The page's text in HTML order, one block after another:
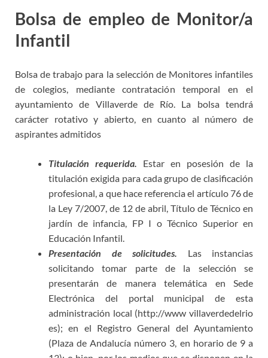
Bolsa de empleo de Monitor/a
Infantil
Bolsa de trabajo para la selección de Monitores infantiles
de colegios, mediante contratación temporal en el
ayuntamiento de Villaverde de Río. La bolsa tendrá
carácter rotativo y abierto, en cuanto al número de
aspirantes admitidos
Titulación requerida.
Estar en posesión de la
titulación exigida para cada grupo de clasificación
profesional, a que hace referencia el artículo 76 de
la Ley 7/2007, de 12 de abril, Título de Técnico en
jardín de infancia, FP I o Técnico Superior en
Educación Infantil.
Presentación de solicitudes.
Las instancias
solicitando tomar parte de la selección se
presentarán de manera telemática en Sede
Electrónica del portal municipal de esta
administración local (http://www villaverdedelrio
es); en el Registro General del Ayuntamiento
(Plaza de Andalucía número 3, en horario de 9 a